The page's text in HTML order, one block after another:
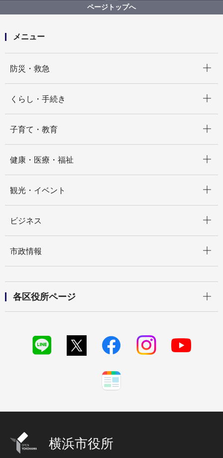
各地区のバリアフリー基本構想（概要版）
踊場駅周辺地区バリアフリー基本構想（テキスト版）
ページトップへ
メニュー
防災・救急
くらし・手続き
子育て・教育
健康・医療・福祉
観光・イベント
ビジネス
市政情報
各区役所ページ
横浜市役所